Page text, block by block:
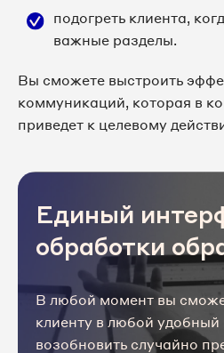
подогреть клиента,
важные разделы.
Вы сможете выстроить
коммуникаций, которая в
приведет к целевому
Единый
обработки
В любой момент вы
клиенту в любой удобный
возобновить случайно